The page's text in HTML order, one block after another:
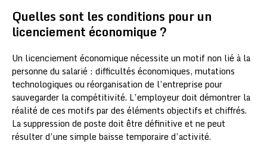
Quelles sont les conditions pour un
licenciement économique ?
Un licenciement économique nécessite un motif non lié à la
personne du salarié : difficultés économiques, mutations
technologiques ou réorganisation de l’entreprise pour
sauvegarder la compétitivité. L’employeur doit démontrer la
réalité de ces motifs par des éléments objectifs et chiffrés.
La suppression de poste doit être définitive et ne peut
résulter d’une simple baisse temporaire d’activité.